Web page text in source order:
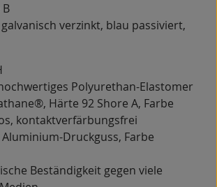
verzinkt, blau passiviert,
Polyurethan-Elastomer
Härte 92 Shore A, Farbe
kontaktverfärbungsfrei
Druckguss, Farbe
Beständigkeit gegen viele